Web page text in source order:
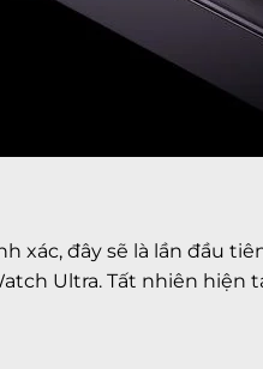
xác, đây sẽ là lần đầu
Ultra. Tất nhiên hiện